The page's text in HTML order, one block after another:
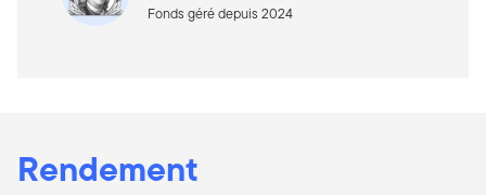
Fonds géré depuis 2024
Rendement